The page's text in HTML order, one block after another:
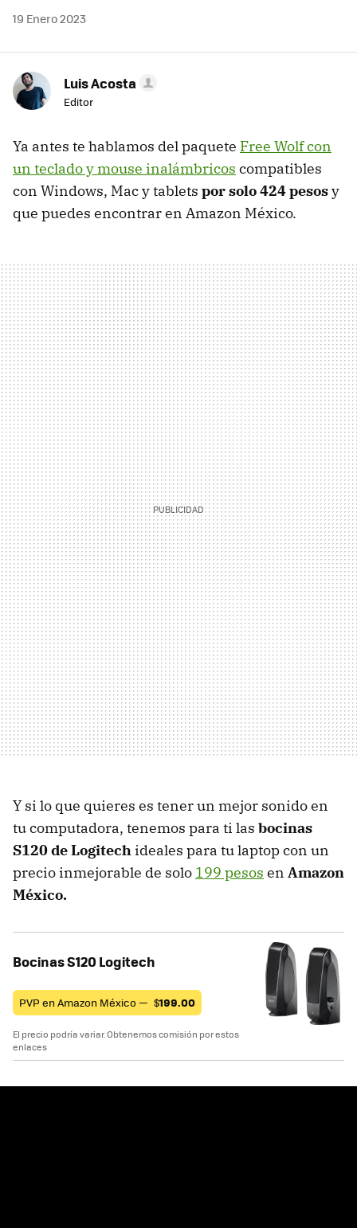
19 Enero 2023
Luis Acosta
Editor
Ya antes te hablamos del paquete Free Wolf con
un teclado y mouse inalámbricos compatibles
con Windows, Mac y tablets por solo 424 pesosy
que puedes encontrar en Amazon México.
Y si lo que quieres es tener un mejor sonido en
tu computadora, tenemos para ti las bocinas
S120 de Logitech ideales para tu laptop con un
precio inmejorable de solo 199 pesos en Amazon
México.
Bocinas S120 Logitech
PVP en Amazon México — $199.00
El precio podría variar. Obtenemos comisión por estos
enlaces